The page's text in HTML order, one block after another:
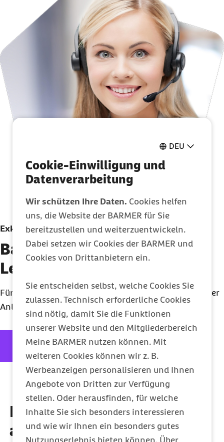
DEU
Cookie-Einwilligung und
Datenverarbeitung
Wir schützen Ihre Daten. Cookies helfen
uns, die Website der BARMER für Sie
bereitzustellen und weiterzuentwickeln.
Dabei setzen wir Cookies der BARMER und
Cookies von Drittanbietern ein.
Sie entscheiden selbst, welche Cookies Sie
zulassen. Technisch erforderliche Cookies
sind nötig, damit Sie die Funktionen
unserer Website und den Mitgliederbereich
Meine BARMER nutzen können. Mit
weiteren Cookies können wir z. B.
Werbeanzeigen personalisieren und Ihnen
Angebote von Dritten zur Verfügung
stellen. Oder herausfinden, für welche
Inhalte Sie sich besonders interessieren
und wie wir Ihnen ein besonders gutes
Nutzungserlebnis bieten können. Über
Exklusive Beratung
Barmer Telefon für
Leistungserbringer
Für eine fachliche Beratung und schnelle Klärung Ihrer
Anliegen. Bitte halten Sie IK oder Arztnummer bereit.
externer Link:
0202 568 333 0606
Rückrufservice
KIM-Service
Diese Artikel könnten Sie
auch interessieren